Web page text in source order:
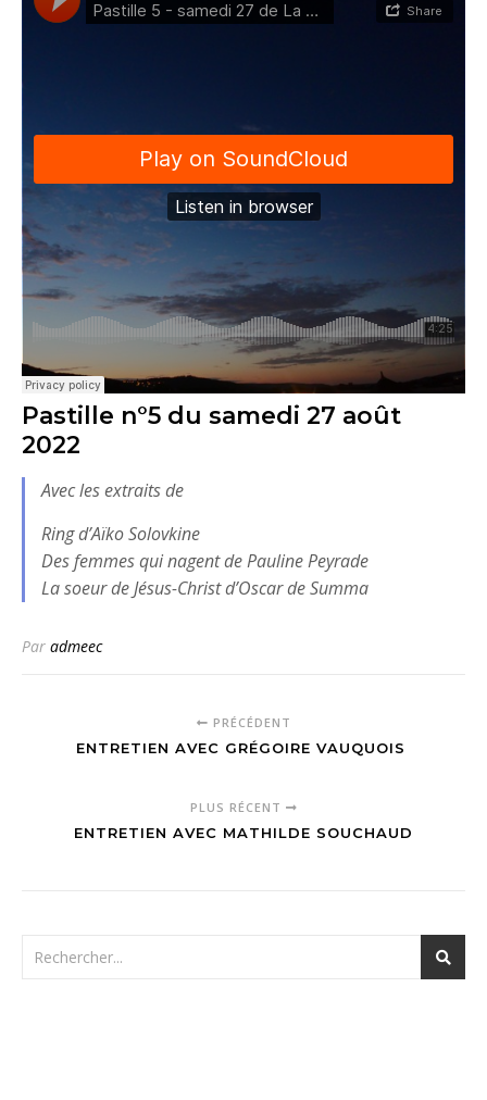
Pastille n°5 du samedi 27 août
2022
Avec les extraits de
Ring d’Aïko Solovkine
Des femmes qui nagent de Pauline Peyrade
La soeur de Jésus-Christ d’Oscar de Summa
Par admeec
PRÉCÉDENT
ENTRETIEN AVEC GRÉGOIRE VAUQUOIS
PLUS RÉCENT
ENTRETIEN AVEC MATHILDE SOUCHAUD